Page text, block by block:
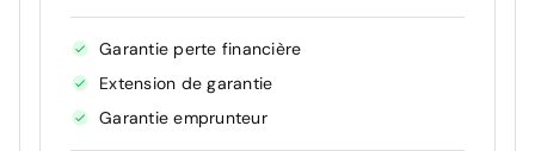
Garantie perte financière
Extension de garantie
Garantie emprunteur